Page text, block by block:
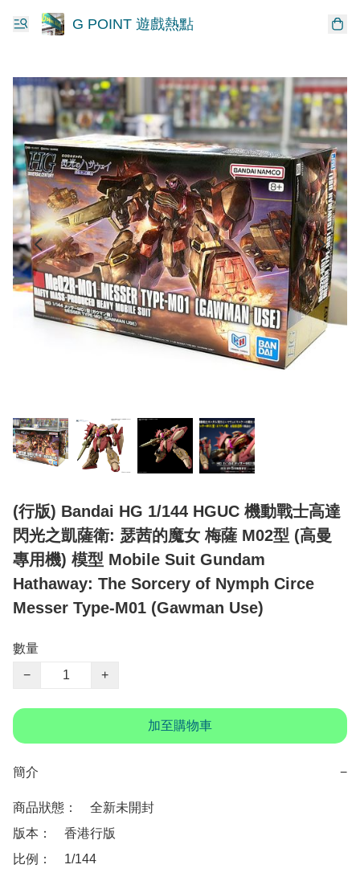
G POINT 遊戲熱點
(行版) Bandai HG 1/144 HGUC 機動戰士高達
閃光之凱薩衛: 瑟茜的魔女 梅薩 M02型 (高曼
專用機) 模型 Mobile Suit Gundam
Hathaway: The Sorcery of Nymph Circe
Messer Type-M01 (Gawman Use)
數量
−
+
加至購物車
簡介 −
商品狀態：　全新未開封
版本：　香港行版
比例：　1/144